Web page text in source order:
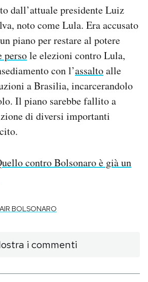
dall’attuale presidente Luiz
noto come Lula. Era accusato
piano per restare al potere
persole elezioni contro Lula,
con l’assaltoalle
a Brasilia, incarcerandolo
Il piano sarebbe fallito a
di diversi importanti
contro Bolsonaro è già un
BOLSONARO
i commenti